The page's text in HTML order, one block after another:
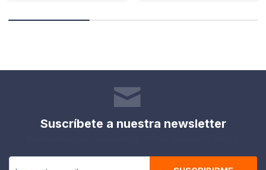
Suscríbete a nuestra newsletter